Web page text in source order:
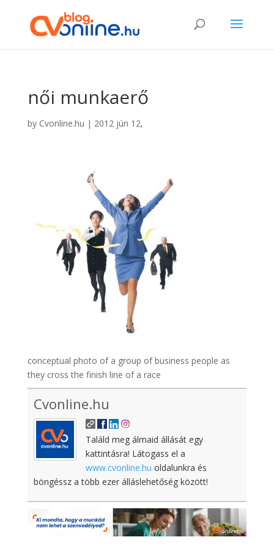
női munkaerő
by Cvonline.hu | 2012 jún 12,
conceptual photo of a group of business people as
they cross the finish line of a race
Cvonline.hu
Találd meg álmaid állását egy
kattintásra! Látogass el a
www.cvonline.hu oldalunkra és
böngéssz a több ezer álláslehetőség között!